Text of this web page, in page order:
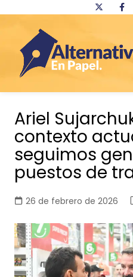
contenido
Ariel
contexto
seguimos
puestos de
26 de febrero de 2026